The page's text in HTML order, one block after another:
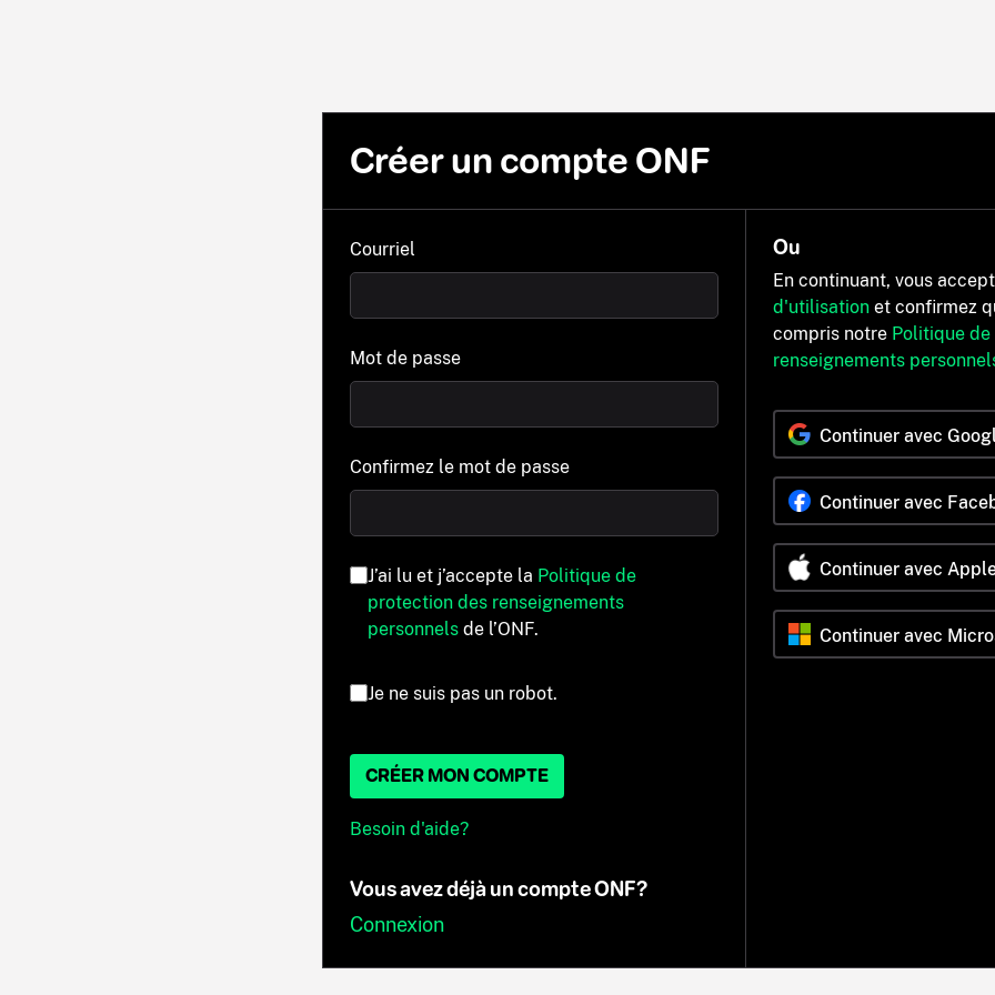
Créer un compte ONF
Courriel
Mot de passe
Confirmez le mot de passe
J’ai lu et j’accepte la Politique de
protection des renseignements
personnelsde l’ONF.
Je ne suis pas un robot.
CRÉER MON COMPTE
Besoin d'aide?
Vous avez déjà un compte ONF?
Connexion
Ou
En continuant, vous
d'utilisation et confirmez
compris notre Politique
renseignements
Continuer avec
Continuer avec
Continuer avec
Continuer avec